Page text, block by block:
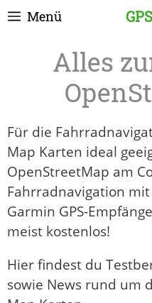
ZumMenü
Für die
Map Karten ideal
OpenStreetMap am
Fahrradnavigation
Garmin GPS-
meist kostenlos!
Hier findest du
sowie News rund um